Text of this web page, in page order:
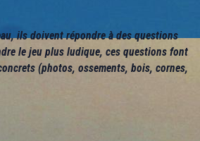
ils doivent répondre à des questions
le jeu plus ludique, ces questions font
(photos, ossements, bois, cornes,